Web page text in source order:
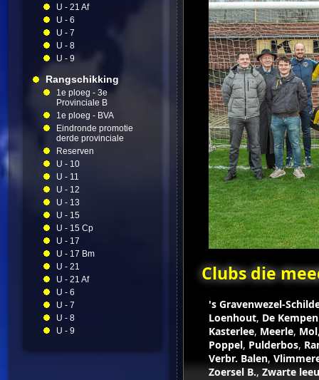
U - 21 Af
U - 6
U - 7
U - 8
U - 9
Rangschikking
1e ploeg - 3e
Provinciale B
1e ploeg - BVA
Eindronde promotie
derde provinciale
Reserven
U - 10
U - 11
U - 12
U - 13
U - 15
U - 15 Cp
U - 17
U - 17 Bm
U - 21
U - 21 Af
U - 6
U - 7
U - 8
U - 9
Clubs die
's Gravenwezel-
Loenhout, De
Kasterlee, Meerle, Mol
Poppel, Pulderbos,
Verbr. Balen,
Zoersel B., Zwarte